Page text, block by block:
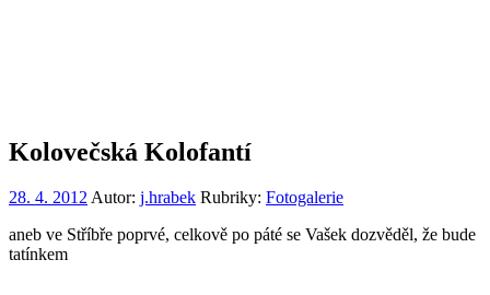
Kolovečská Kolofantí
28. 4. 2012Autor: j.hrabek Rubriky: Fotogalerie
aneb ve Stříbře poprvé, celkově po páté se Vašek dozvěděl, že bude
tatínkem